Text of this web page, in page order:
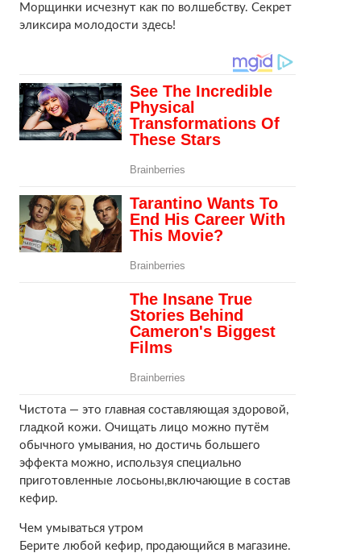
Морщинки исчезнут как по волшебству. Секрет
эликсира молодости здесь!
Чистота — это главная составляющая здоровой,
гладкой кожи. Очищать лицо можно путём
обычного умывания, но достичь большего
эффекта можно, используя специально
приготовленные лосьоны,включающие в состав
кефир.
Чем умываться утром
Берите любой кефир, продающийся в магазине.